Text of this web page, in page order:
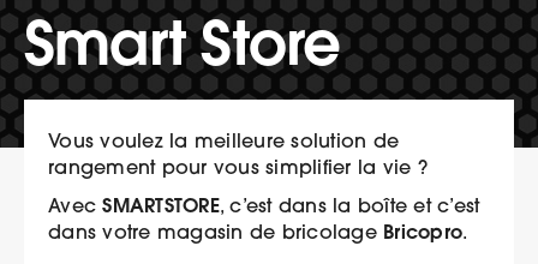
Smart Store
Vous voulez la meilleure solution de
rangement pour vous simplifier la vie ?
AvecSMARTSTORE, c’est dans la boîte et c’est
dans votre magasin de bricolage Bricopro.